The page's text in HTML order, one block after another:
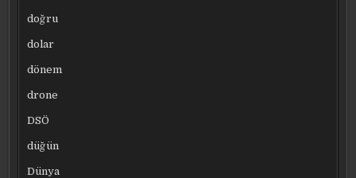
doğru
dolar
dönem
drone
DSÖ
düğün
Dünya